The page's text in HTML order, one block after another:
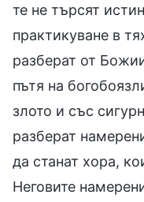
те не търсят
практикуване в
разберат от
пътя на
злото и със
разберат
да станат хора,
Неговите